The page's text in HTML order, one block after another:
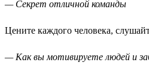
— Секрет отличной команды
Цените каждого человека,
— Как вы мотивируете людей и